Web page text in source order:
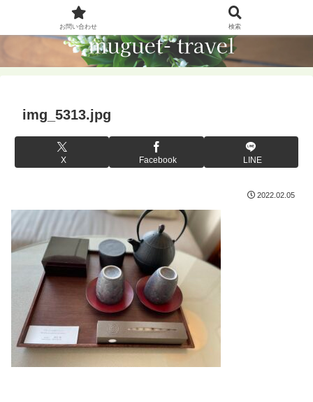
img_5313.jpg
X Facebook LINE
2022.02.05
お問い合わせ 検索